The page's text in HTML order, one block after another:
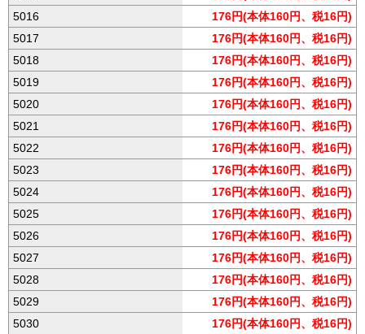
5016
176円(本体160円、税16円)
5017
176円(本体160円、税16円)
5018
176円(本体160円、税16円)
5019
176円(本体160円、税16円)
5020
176円(本体160円、税16円)
5021
176円(本体160円、税16円)
5022
176円(本体160円、税16円)
5023
176円(本体160円、税16円)
5024
176円(本体160円、税16円)
5025
176円(本体160円、税16円)
5026
176円(本体160円、税16円)
5027
176円(本体160円、税16円)
5028
176円(本体160円、税16円)
5029
176円(本体160円、税16円)
5030
176円(本体160円、税16円)